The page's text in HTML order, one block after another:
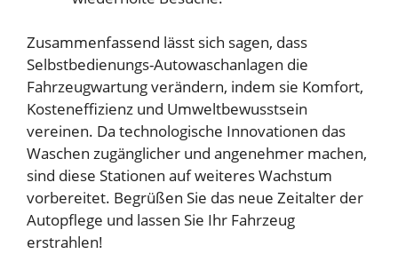
Zusammenfassend lässt sich sagen, dass
Selbstbedienungs-Autowaschanlagen die
Fahrzeugwartung verändern, indem sie Komfort,
Kosteneffizienz und Umweltbewusstsein
vereinen. Da technologische Innovationen das
Waschen zugänglicher und angenehmer machen,
sind diese Stationen auf weiteres Wachstum
vorbereitet. Begrüßen Sie das neue Zeitalter der
Autopflege und lassen Sie Ihr Fahrzeug
erstrahlen!